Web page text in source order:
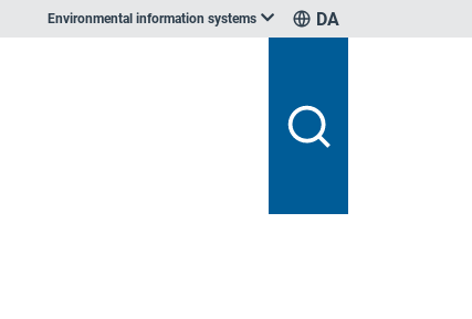
Environmental information systems DA